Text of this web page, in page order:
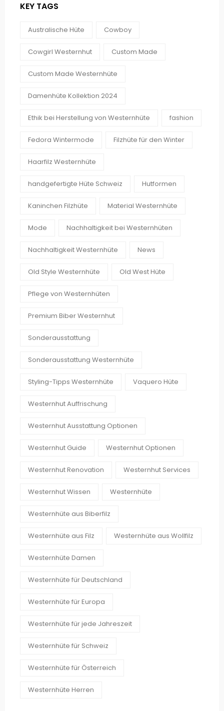
KEY TAGS
Australische Hüte Cowboy
Cowgirl Westernhut Custom Made
Custom Made Westernhüte
Damenhüte Kollektion 2024
Ethik bei Herstellung von Westernhüte fashion
Fedora Wintermode Filzhüte für den Winter
Haarfilz Westernhüte
handgefertigte Hüte Schweiz Hutformen
Kaninchen Filzhüte Material Westernhüte
Mode Nachhaltigkeit bei Westernhüten
Nachhaltigkeit Westernhüte News
Old Style Westernhüte Old West Hüte
Pflege von Westernhüten
Premium Biber Westernhut
Sonderausstattung
Sonderausstattung Westernhüte
Styling-Tipps Westernhüte Vaquero Hüte
Westernhut Auffrischung
Westernhut Ausstattung Optionen
Westernhut Guide Westernhut Optionen
Westernhut Renovation Westernhut Services
Westernhut Wissen Westernhüte
Westernhüte aus Biberfilz
Westernhüte aus Filz Westernhüte aus Wollfilz
Westernhüte Damen
Westernhüte für Deutschland
Westernhüte für Europa
Westernhüte für jede Jahreszeit
Westernhüte für Schweiz
Westernhüte für Österreich
Westernhüte Herren